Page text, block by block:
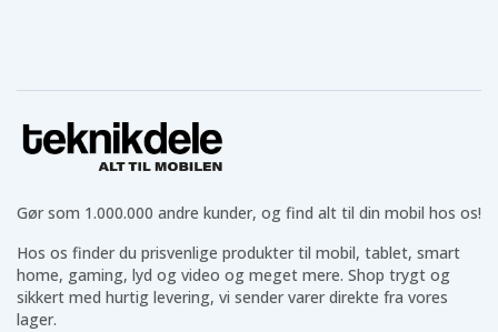
Gør som 1.000.000 andre kunder, og find alt til din mobil hos os!
Hos os finder du prisvenlige produkter til mobil, tablet, smart
home, gaming, lyd og video og meget mere. Shop trygt og
sikkert med hurtig levering, vi sender varer direkte fra vores
lager.